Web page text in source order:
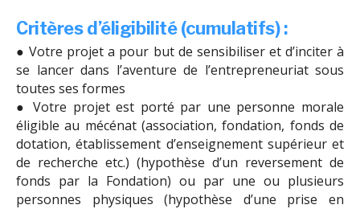
Critères d’éligibilité (cumulatifs) :
● Votre projet a pour but de sensibiliser et d’inciter à
se lancer dans l’aventure de l’entrepreneuriat sous
toutes ses formes
● Votre projet est porté par une personne morale
éligible au mécénat (association, fondation, fonds de
dotation, établissement d’enseignement supérieur et
de recherche etc.) (hypothèse d’un reversement de
fonds par la Fondation) ou par une ou plusieurs
personnes physiques (hypothèse d’une prise en